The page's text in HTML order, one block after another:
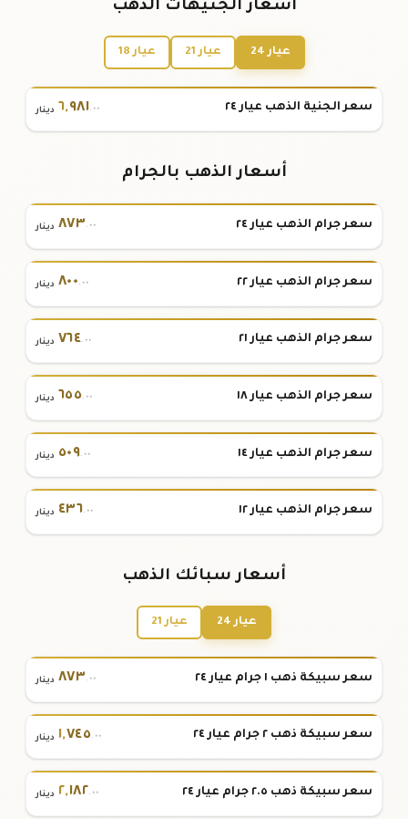
أسعار الجنيهات الذهب
عيار 24 عيار 21 عيار 18
سعر الجنية الذهب عيار ٢٤ ٦,٩٨١.٠٠ دينار
أسعار الذهب بالجرام
سعر جرام الذهب عيار ٢٤ ٨٧٣.٠٠ دينار
سعر جرام الذهب عيار ٢٢ ٨٠٠.٠٠ دينار
سعر جرام الذهب عيار ٢١ ٧٦٤.٠٠ دينار
سعر جرام الذهب عيار ١٨ ٦٥٥.٠٠ دينار
سعر جرام الذهب عيار ١٤ ٥٠٩.٠٠ دينار
سعر جرام الذهب عيار ١٢ ٤٣٦.٠٠ دينار
أسعار سبائك الذهب
عيار 24 عيار 21
سعر سبيكة ذهب ١ جرام عيار ٢٤ ٨٧٣.٠٠ دينار
سعر سبيكة ذهب ٢ جرام عيار ٢٤ ١,٧٤٥.٠٠ دينار
سعر سبيكة ذهب ٢.٥ جرام عيار ٢٤ ٢,١٨٢.٠٠ دينار